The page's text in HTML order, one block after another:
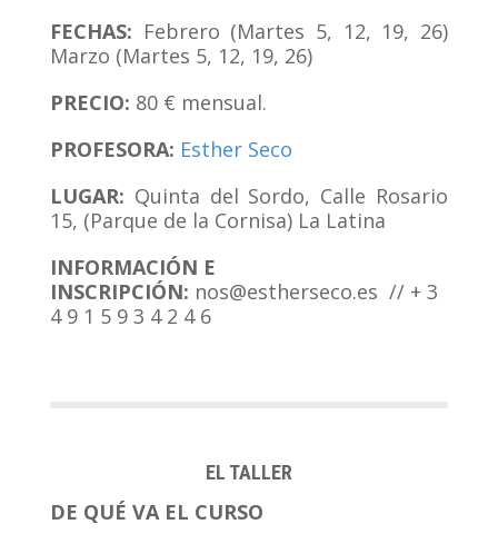
FECHAS: Febrero (Martes 5, 12, 19, 26)
Marzo (Martes 5, 12, 19, 26)
PRECIO: 80 € mensual.
PROFESORA: Esther Seco
LUGAR: Quinta del Sordo, Calle Rosario
15, (Parque de la Cornisa) La Latina
INFORMACIÓN E
INSCRIPCIÓN: nos@estherseco.es // + 3
4 9 1 5 9 3 4 2 4 6
EL TALLER
DE QUÉ VA EL CURSO